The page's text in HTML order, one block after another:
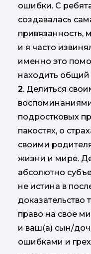
ошибки. С
создавалась
привязанность,
и я часто
именно это
находить общий
2. Делиться
подростковых
пакостях, о
своими
жизни и мире.
абсолютно
не истина в
доказательство
право на свое
и ваш(а) сын/
ошибками и